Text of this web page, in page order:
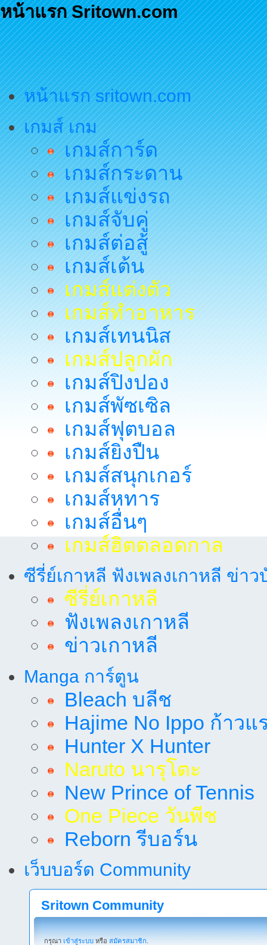
หน้าแรก Sritown.com
หน้าแรก sritown.com
เกมส์ เกม
เกมส์การ์ด
เกมส์กระดาน
เกมส์แข่งรถ
เกมส์จับคู่
เกมส์ต่อสู้
เกมส์เต้น
เกมส์แต่งตัว
เกมส์ทำอาหาร
เกมส์เทนนิส
เกมส์ปลูกผัก
เกมส์ปิงปอง
เกมส์พัซเซิล
เกมส์ฟุตบอล
เกมส์ยิงปืน
เกมส์สนุกเกอร์
เกมส์หทาร
เกมส์อื่นๆ
เกมส์ฮิตตลอดกาล
ซีรี่ย์เกาหลี ฟังเพลงเกาหลี ข่าว
ซีรี่ย์เกาหลี
ฟังเพลงเกาหลี
ข่าวเกาหลี
Manga การ์ตูน
Bleach บลีช
Hajime No Ippo ก้าวแ
Hunter X Hunter
Naruto นารุโตะ
New Prince of Tennis
One Piece วันพีช
Reborn รีบอร์น
เว็บบอร์ด Community
Sritown Community
กรุณา เข้าสู่ระบบ หรือ สมัครสมาชิก